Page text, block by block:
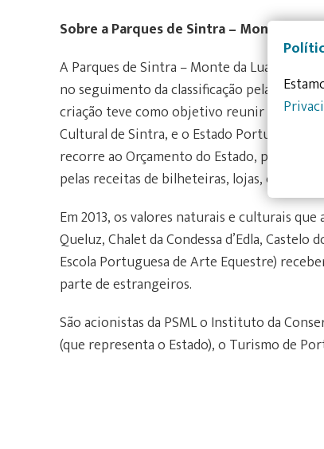
Sobre a Parques de Sintra – Monte da Lua
A Parques de Sintra – Monte da Lua, S.A.
no seguimento da classificação pela
criação teve como objetivo reunir as
Cultural de Sintra, e o Estado Português
recorre ao Orçamento do Estado, pelo que
pelas receitas de bilheteiras, lojas,
Em 2013, os valores naturais e culturais que
Queluz, Chalet da Condessa d’Edla,
Escola Portuguesa de Arte Equestre)
parte de estrangeiros.
São acionistas da PSML o Instituto da
(que representa o Estado), o Turismo de